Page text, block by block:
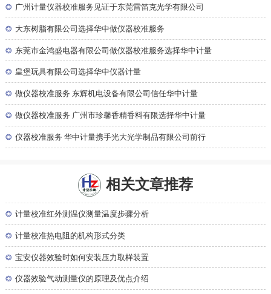
◎ 广州计量仪器校准服务见证于东莞雷笛克光学有限公司
◎ 大东树脂有限公司选择华中做仪器校准服务
◎ 东莞市金鸿盛电器有限公司做仪器校准服务选择华中计量
◎ 皇堡玩具有限公司选择华中仪器计量
◎ 做仪器校准服务 东辉机电设备有限公司信任华中计量
◎ 做仪器校准服务 广州市珍馨香精香料有限选择华中计量
◎ 仪器校准服务 华中计量携手光大光学制品有限公司前行
相关文章推荐
◎ 计量校准红外测温仪测量温度步骤分析
◎ 计量校准热电阻的机构形式分类
◎ 宝安仪器效验时如何安装压力取样装置
◎ 仪器效验气动测量仪的原理及优点介绍